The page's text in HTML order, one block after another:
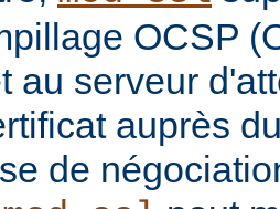
OCSP
au serveur
auprès
de